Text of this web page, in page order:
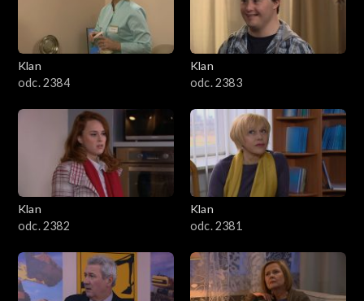
1701–1800
1601–1700
1501–1600
1401–1500
1301–1400
1201–1300
1101–1200
Klan
odc. 2384
Klan
odc. 2383
Klan
odc. 2382
Klan
odc. 2381